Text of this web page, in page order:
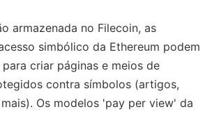
armazenada no Filecoin, as
simbólico da Ethereum podem
criar páginas e meios de
contra símbolos (artigos,
Os modelos 'pay per view' da